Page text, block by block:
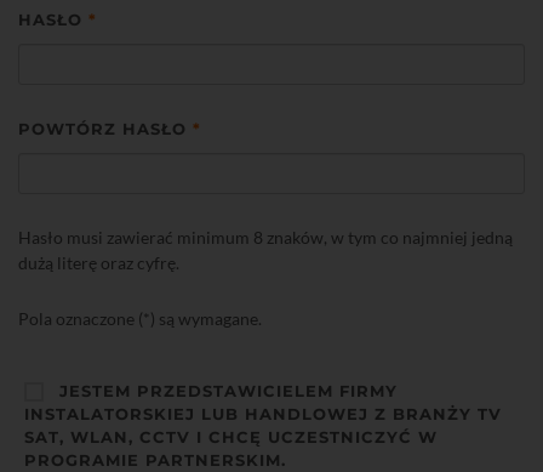
HASŁO *
POWTÓRZ HASŁO *
Hasło musi zawierać minimum 8 znaków, w tym co najmniej jedną
dużą literę oraz cyfrę.
Pola oznaczone (*) są wymagane.
JESTEM PRZEDSTAWICIELEM FIRMY
INSTALATORSKIEJ LUB HANDLOWEJ Z BRANŻY TV
SAT, WLAN, CCTV I CHCĘ UCZESTNICZYĆ W
PROGRAMIE PARTNERSKIM.